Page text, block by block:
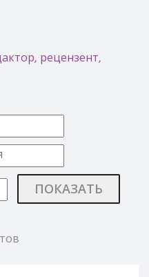
рецензент,
ПОКАЗАТЬ